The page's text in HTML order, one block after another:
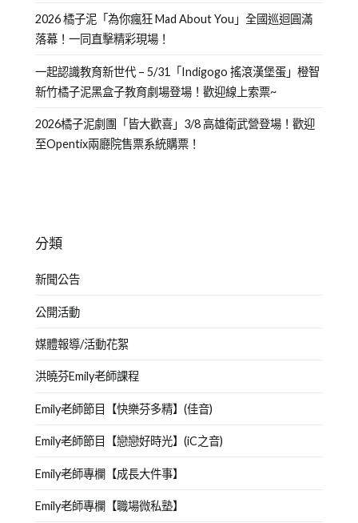
2026 橘子泥「為你瘋狂 Mad About You」全國巡迴圓滿
落幕！一同直擊精彩現場！
一起認識教育新世代 – 5/31「Indigogo 搖滾漢堡蛋」橙智
新竹橘子泥黑盒子教育劇場登場！歡迎線上索票~
2026橘子泥劇團「皆大歡喜」3/8 高雄衛武營登場！歡迎
至Opentix兩廳院售票系統購票！
分類
新聞公告
公開活動
媒體報導/活動花絮
洪曉芬Emily老師課程
Emily老師節目【快樂芬多精】(佳音)
Emily老師節目【戀戀好時光】(iC之音)
Emily老師專欄【成長大件事】
Emily老師專欄【職場微私塾】